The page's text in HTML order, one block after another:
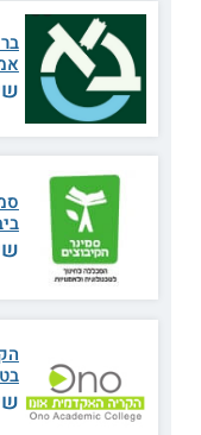
מפתח ללב ולנפש
מוזיקה ידועה בכך
מחקרים מראים
אוניברסליות
זיקה ותקשורת בין
מטפלים שמשלבים
צלילים ומילים
קשיים, מצוקות
במכללת דוד ילין
במוזיקה, בו מקבלים
לעולמם הפנימי של
בפני בוגרי התכנית
ילדים, בני נוער,
או בתי ספר של
תכנית הלימודים